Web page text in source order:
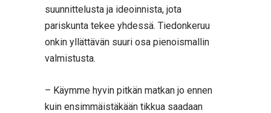
suunnittelusta ja ideoinnista, jota
pariskunta tekee yhdessä. Tiedonkeruu
onkin yllättävän suuri osa pienoismallin
valmistusta.
– Käymme hyvin pitkän matkan jo ennen
kuin ensimmäistäkään tikkua saadaan